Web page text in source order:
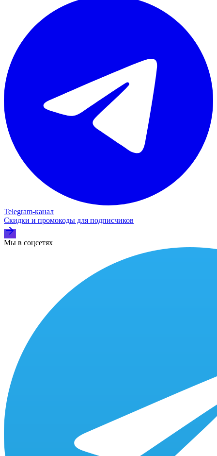
Telegram‑канал
Скидки и промокоды для подписчиков
Мы в соцсетях